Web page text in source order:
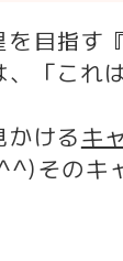
目指す
「これ
けるキ
そのキ